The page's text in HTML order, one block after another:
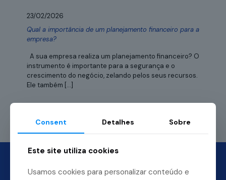
23/02/2026
Qual a importância de um planejamento financeiro para a
empresa?
A sua empresa realiza um planejamento financeiro? O
instrumento é importante para a segurança e o
crescimento do negócio, zelando pelos seus recursos.
Ele também […]
Consent Detalhes Sobre
Este site utiliza cookies
Usamos cookies para personalizar conteúdo e